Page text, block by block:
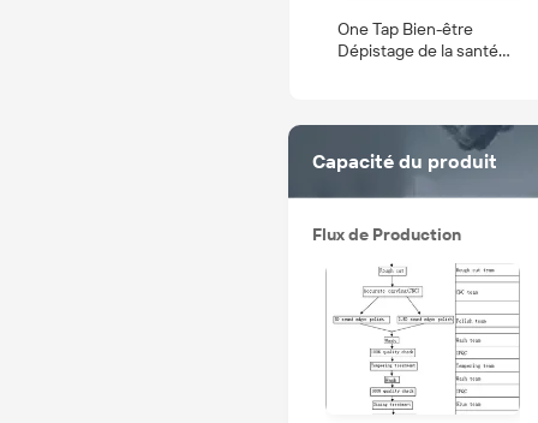
One Tap Bien-être
Dépistage de la santé
Capacité du produit
Flux de Production